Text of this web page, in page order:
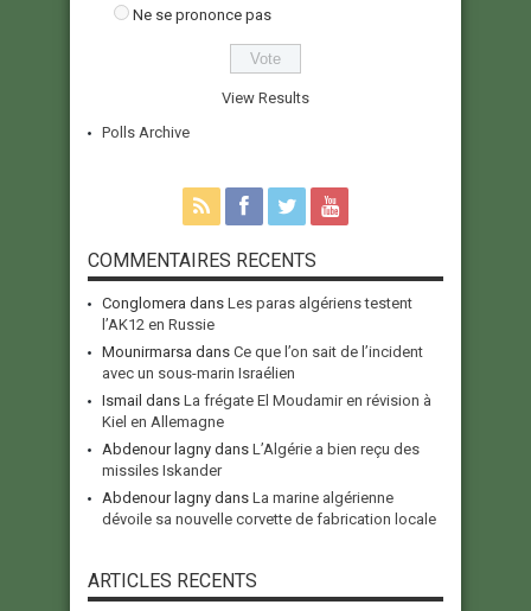
Ne se prononce pas
View Results
Polls Archive
COMMENTAIRES RECENTS
Conglomera dans Les paras algériens testent
l’AK12 en Russie
Mounirmarsa dans Ce que l’on sait de l’incident
avec un sous-marin Israélien
Ismail dans La frégate El Moudamir en révision à
Kiel en Allemagne
Abdenour lagny dans L’Algérie a bien reçu des
missiles Iskander
Abdenour lagny dans La marine algérienne
dévoile sa nouvelle corvette de fabrication locale
ARTICLES RECENTS